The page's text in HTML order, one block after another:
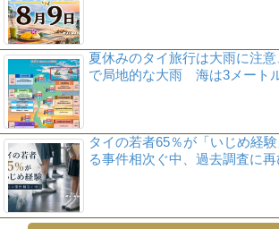
夏休みのタイ旅行は大雨に注
で局地的な大雨 海は3メート
タイの若者65％が「いじめ経
る事件相次ぐ中、過去調査に再